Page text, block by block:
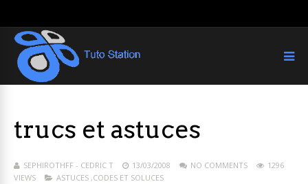
trucs et astuces
SEPHIROTHFF - CEDRIC T 13/03/2008 NO COMMENTS
1296
VIEWS
ASTUCES ,CODES ET SOLUCES